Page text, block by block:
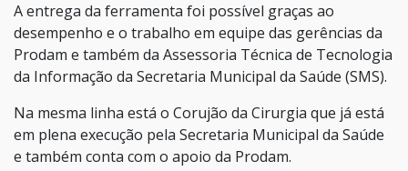
A entrega da ferramenta foi possível graças ao
desempenho e o trabalho em equipe das gerências da
Prodam e também da Assessoria Técnica de Tecnologia
da Informação da Secretaria Municipal da Saúde (SMS).
Na mesma linha está o Corujão da Cirurgia que já está
em plena execução pela Secretaria Municipal da Saúde
e também conta com o apoio da Prodam.